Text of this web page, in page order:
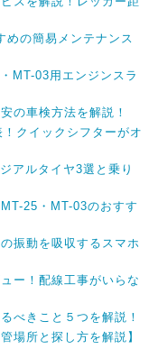
めの簡易メンテナンス
MT-03用エンジンスラ
の車検方法を解説！
クイックシフターがオ
アルタイヤ3選と乗り
25・MT-03のおすす
振動を吸収するスマホ
ー！配線工事がいらな
べきこと５つを解説！
場所と探し方を解説】